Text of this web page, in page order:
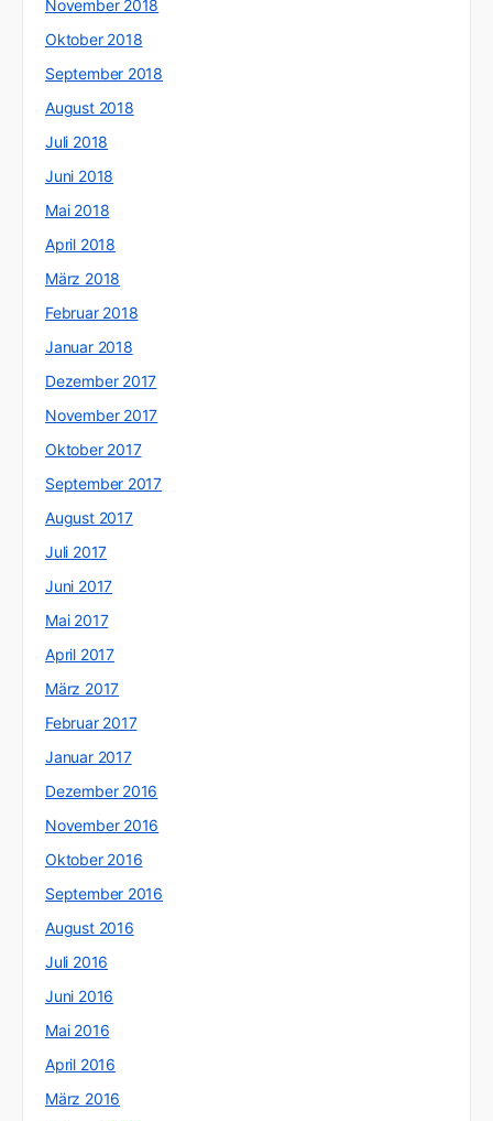
November 2018
Oktober 2018
September 2018
August 2018
Juli 2018
Juni 2018
Mai 2018
April 2018
März 2018
Februar 2018
Januar 2018
Dezember 2017
November 2017
Oktober 2017
September 2017
August 2017
Juli 2017
Juni 2017
Mai 2017
April 2017
März 2017
Februar 2017
Januar 2017
Dezember 2016
November 2016
Oktober 2016
September 2016
August 2016
Juli 2016
Juni 2016
Mai 2016
April 2016
März 2016